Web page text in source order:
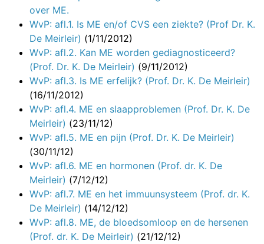
over ME.
WvP: afl.1. Is ME en/of CVS een ziekte? (Prof Dr. K.
De Meirleir) (1/11/2012)
WvP: afl.2. Kan ME worden gediagnosticeerd?
(Prof. Dr. K. De Meirleir) (9/11/2012)
WvP: afl.3. Is ME erfelijk? (Prof. Dr. K. De Meirleir)
(16/11/2012)
WvP: afl.4. ME en slaapproblemen (Prof. Dr. K. De
Meirleir) (23/11/12)
WvP: afl.5. ME en pijn (Prof. Dr. K. De Meirleir)
(30/11/12)
WvP: afl.6. ME en hormonen (Prof. dr. K. De
Meirleir) (7/12/12)
WvP: afl.7. ME en het immuunsysteem (Prof. dr. K.
De Meirleir) (14/12/12)
WvP: afl.8. ME, de bloedsomloop en de hersenen
(Prof. dr. K. De Meirleir) (21/12/12)